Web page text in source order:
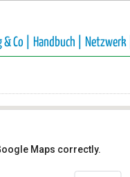
Co | Handbuch | Netzwerk |
Maps correctly.